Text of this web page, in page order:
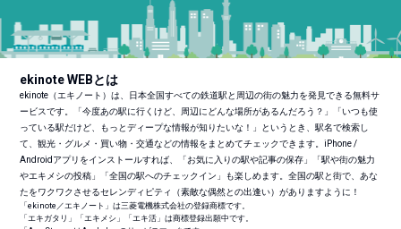
ekinote WEBとは
ekinote（エキノート）は、日本全国すべての鉄道駅と周辺の街の魅力を発見できる無料サ
ービスです。「今度あの駅に行くけど、周辺にどんな場所があるんだろう？」「いつも使
っている駅だけど、もっとディープな情報が知りたいな！」というとき、駅名で検索し
て、観光・グルメ・買い物・交通などの情報をまとめてチェックできます。iPhone /
Androidアプリをインストールすれば、「お気に入りの駅や記事の保存」「駅や街の魅力
やエキメシの投稿」「全国の駅へのチェックイン」も楽しめます。全国の駅と街で、あな
たをワクワクさせるセレンディピティ（素敵な偶然との出逢い）がありますように！
「ekinote／エキノート」は三菱電機株式会社の登録商標です。
「エキガタリ」「エキメシ」「エキ活」は商標登録出願中です。